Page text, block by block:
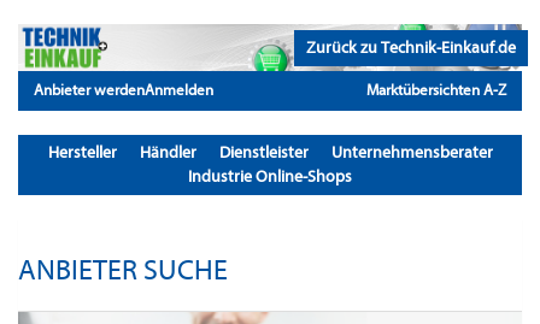
Zurück zu Technik-Einkauf.de
Anbieter werdenAnmelden Marktübersichten A-Z
Hersteller Händler Dienstleister
Unternehmensberater
Industrie Online-Shops
ANBIETER SUCHE